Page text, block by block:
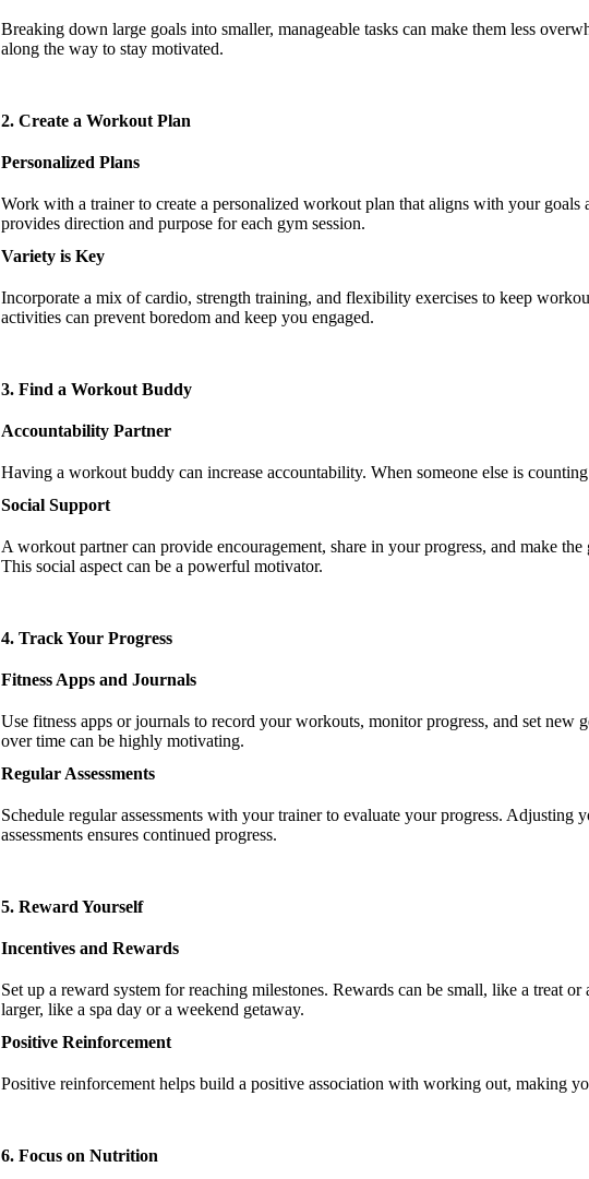
Breaking down large goals into smaller, manageable tasks can make them less
along the way to stay motivated.
2. Create a Workout Plan
Personalized Plans
Work with a trainer to create a personalized workout plan that aligns with your goals
provides direction and purpose for each gym session.
Variety is Key
Incorporate a mix of cardio, strength training, and flexibility exercises to keep
activities can prevent boredom and keep you engaged.
3. Find a Workout Buddy
Accountability Partner
Having a workout buddy can increase accountability. When someone else is
Social Support
A workout partner can provide encouragement, share in your progress, and make
This social aspect can be a powerful motivator.
4. Track Your Progress
Fitness Apps and Journals
Use fitness apps or journals to record your workouts, monitor progress, and set new
over time can be highly motivating.
Regular Assessments
Schedule regular assessments with your trainer to evaluate your progress. Adjusting
assessments ensures continued progress.
5. Reward Yourself
Incentives and Rewards
Set up a reward system for reaching milestones. Rewards can be small, like a treat
larger, like a spa day or a weekend getaway.
Positive Reinforcement
Positive reinforcement helps build a positive association with working out, making
6. Focus on Nutrition